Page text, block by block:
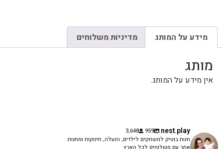
מידע על המותג מדיניות משלוחים
מותג
אין מידע על המותג.
nest.play
959
3,648
חנות בוטיק למשחקים לילדים, הנעלה, תינוקות ומתנות.
אתר עם משלוחים לכל הארץ